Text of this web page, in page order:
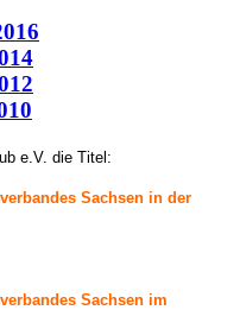
e.V. die Titel:
Sachsen in der
Sachsen im